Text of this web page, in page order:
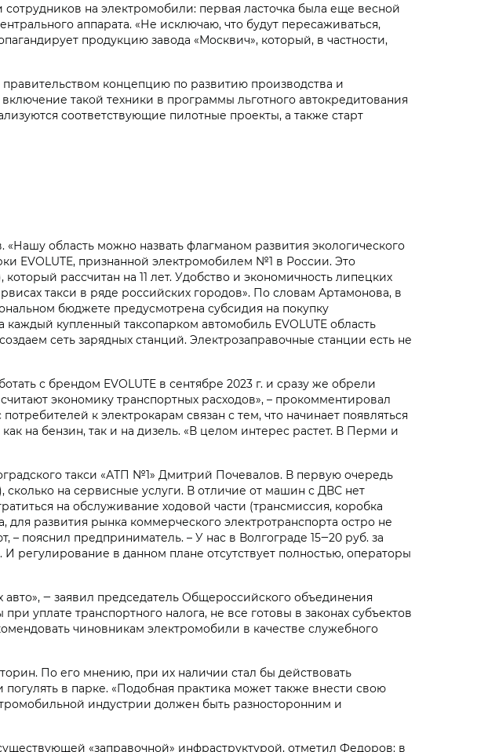
на электромобили: первая ласточка была еще весной
аппарата. «Не исключаю, что будут пересаживаться,
продукцию завода «Москвич», который, в частности,
концепцию по развитию производства и
такой техники в программы льготного автокредитования
соответствующие пилотные проекты, а также старт
область можно назвать флагманом развития экологического
EVOLUTE, признанной электромобилем №1 в России. Это
рассчитан на 11 лет. Удобство и экономичность липецких
такси в ряде российских городов». По словам Артамонова, в
бюджете предусмотрена субсидия на покупку
купленный таксопарком автомобиль EVOLUTE область
сеть зарядных станций. Электрозаправочные станции есть не
с брендом EVOLUTE в сентябре 2023 г. и сразу же обрели
экономику транспортных расходов», – прокомментировал
к электрокарам связан с тем, что начинает появляться
на бензин, так и на дизель. «В целом интерес растет. В Перми и
такси «АТП №1» Дмитрий Почевалов. В первую очередь
сколько на сервисные услуги. В отличие от машин с ДВС нет
на обслуживание ходовой части (трансмиссия, коробка
развития рынка коммерческого электротранспорта остро не
– пояснил предприниматель. – У нас в Волгограде 15‒20 руб. за
регулирование в данном плане отсутствует полностью, операторы
авто», ‒ заявил председатель Общероссийского объединения
уплате транспортного налога, не все готовы в законах субъектов
чиновникам электромобили в качестве служебного
По его мнению, при их наличии стал бы действовать
в парке. «Подобная практика может также внести свою
индустрии должен быть разносторонним и
«заправочной» инфраструктурой, отметил Федоров: в